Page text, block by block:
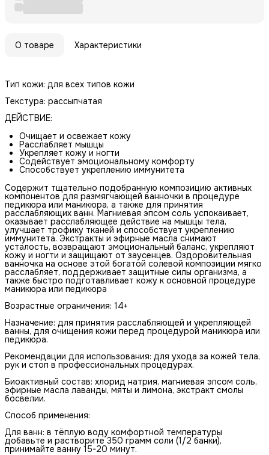
О товаре Характеристики
Тип кожи: для всех типов кожи
Текстура: рассыпчатая
ДЕЙСТВИЕ:
Очищает и освежает кожу
Расслабляет мышцы
Укрепляет кожу и ногти
Cодействует эмоциональному комфорту
Cпособствует укреплению иммунитета
Содержит тщательно подобранную композицию активных
компонентов для размягчающей ванночки в процедуре
педикюра или маникюра, а также для принятия
расслабляющих ванн. Магниевая эпсом соль успокаивает,
оказывает расслабляющее действие на мышцы тела,
улучшает трофику тканей и способствует укреплению
иммунитета. Экстракты и эфирные масла снимают
усталость, возвращают эмоциональный баланс, укрепляют
кожу и ногти и защищают от заусенцев. Оздоровительная
ванночка на основе этой богатой солевой композиции мягко
расслабляет, поддерживает защитные силы организма, а
также быстро подготавливает кожу к основной процедуре
маникюра или педикюра
Возрастные ограничения: 14+
Назначение: для принятия расслабляющей и укрепляющей
ванны, для очищения кожи перед процедурой маникюра или
педикюра.
Рекомендации для использования: для ухода за кожей тела,
рук и стоп в профессиональных процедурах.
Биоактивный состав: хлорид натрия, магниевая эпсом соль,
эфирные масла лаванды, мяты и лимона, экстракт смолы
босвелии.
Способ применения:
Для ванн: в тёплую воду комфортной температуры
добавьте и растворите 350 грамм соли (1/2 банки),
принимайте ванну 15-20 минут.